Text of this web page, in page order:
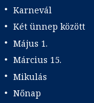
Karnevál
Két ünnep között
Május 1.
Március 15.
Mikulás
Nőnap